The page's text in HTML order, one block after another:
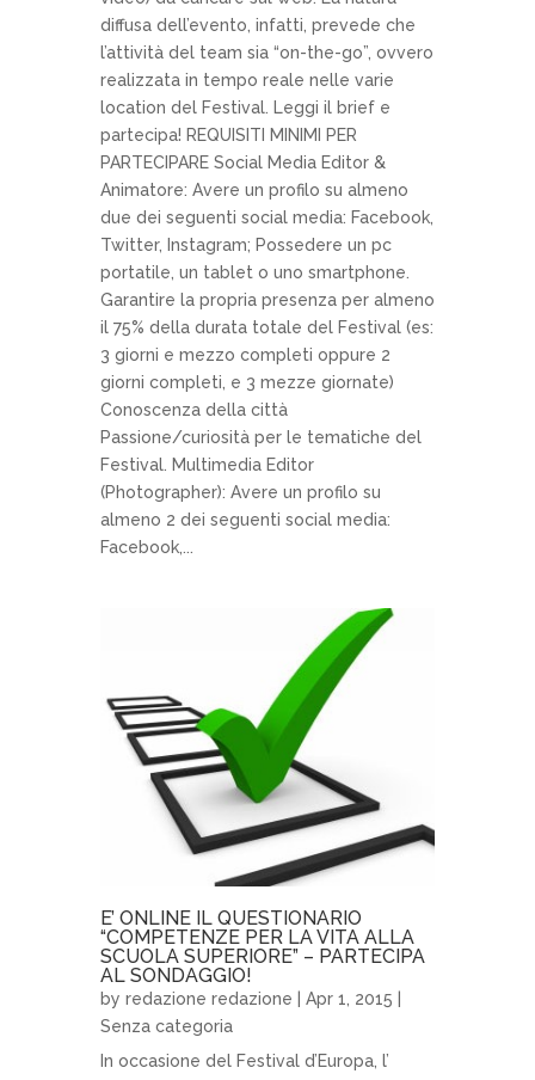
diffusa dell’evento, infatti, prevede che
l’attività del team sia “on-the-go”, ovvero
realizzata in tempo reale nelle varie
location del Festival. Leggi il brief e
partecipa! REQUISITI MINIMI PER
PARTECIPARE Social Media Editor &
Animatore: Avere un profilo su almeno
due dei seguenti social media: Facebook,
Twitter, Instagram; Possedere un pc
portatile, un tablet o uno smartphone.
Garantire la propria presenza per almeno
il 75% della durata totale del Festival (es:
3 giorni e mezzo completi oppure 2
giorni completi, e 3 mezze giornate)
Conoscenza della città
Passione/curiosità per le tematiche del
Festival. Multimedia Editor
(Photographer): Avere un profilo su
almeno 2 dei seguenti social media:
Facebook,...
E’ ONLINE IL QUESTIONARIO
“COMPETENZE PER LA VITA ALLA
SCUOLA SUPERIORE” – PARTECIPA
AL SONDAGGIO!
by redazione redazione | Apr 1, 2015 |
Senza categoria
In occasione del Festival d’Europa, l’